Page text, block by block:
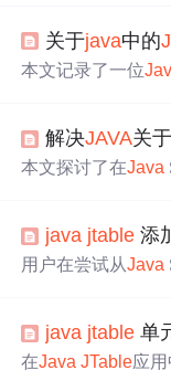
关于java中的
本文记录了一位
解决JAVA关
本文探讨了在Java
java jtable 添
用户在尝试从Java
L插入操作。然而
数据未成功插入。
java jtable 单
在Java JTable应